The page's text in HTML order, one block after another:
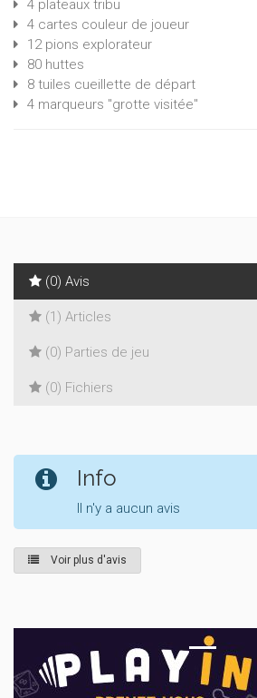
4 plateaux tribu
4 cartes couleur de joueur
12 pions explorateur
80 huttes
8 tuiles cueillette de départ
4 marqueurs "grotte visitée"
(0) Avis
(1) Articles
(0) Parties de jeu
(0) Fichiers
Info
Il n'y a aucun avis
Voir plus d'avis